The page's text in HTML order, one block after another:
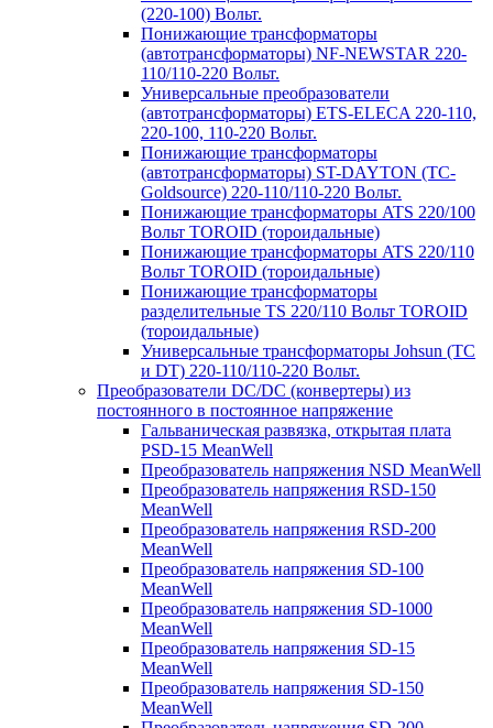
(220-100) Вольт.
Понижающие трансформаторы
(автотрансформаторы) NF-NEWSTAR 220-
110/110-220 Вольт.
Универсальные преобразователи
(автотрансформаторы) ETS-ELECA 220-110,
220-100, 110-220 Вольт.
Понижающие трансформаторы
(автотрансформаторы) ST-DAYTON (TC-
Goldsource) 220-110/110-220 Вольт.
Понижающие трансформаторы ATS 220/100
Вольт TOROID (тороидальные)
Понижающие трансформаторы ATS 220/110
Вольт TOROID (тороидальные)
Понижающие трансформаторы
разделительные TS 220/110 Вольт TOROID
(тороидальные)
Универсальные трансформаторы Johsun (TС
и DT) 220-110/110-220 Вольт.
Преобразователи DC/DC (конвертеры) из
постоянного в постоянное напряжение
Гальваническая развязка, открытая плата
PSD-15 MeanWell
Преобразователь напряжения NSD MeanWell
Преобразователь напряжения RSD-150
MeanWell
Преобразователь напряжения RSD-200
MeanWell
Преобразователь напряжения SD-100
MeanWell
Преобразователь напряжения SD-1000
MeanWell
Преобразователь напряжения SD-15
MeanWell
Преобразователь напряжения SD-150
MeanWell